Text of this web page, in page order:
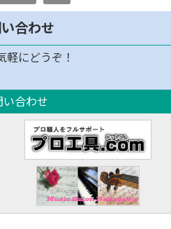
合わせ
軽にどうぞ！
い合わせ